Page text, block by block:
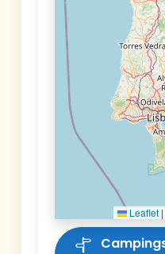
Leaflet |